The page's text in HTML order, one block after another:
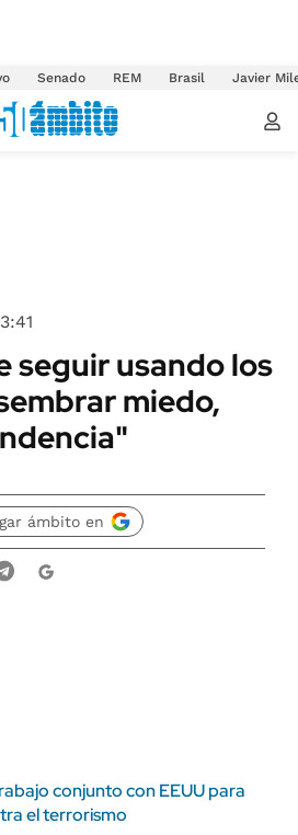
Senado REM Brasil Javier
seguir usando los
miedo,
ámbito en
conjunto con EEUU para
el terrorismo